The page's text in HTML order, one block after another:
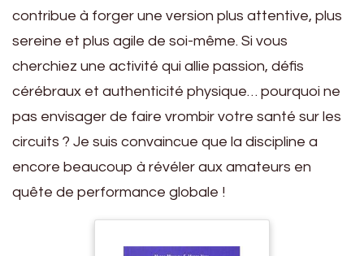
contribue à forger une version plus attentive, plus
sereine et plus agile de soi-même. Si vous
cherchiez une activité qui allie passion, défis
cérébraux et authenticité physique… pourquoi ne
pas envisager de faire vrombir votre santé sur les
circuits ? Je suis convaincue que la discipline a
encore beaucoup à révéler aux amateurs en
quête de performance globale !